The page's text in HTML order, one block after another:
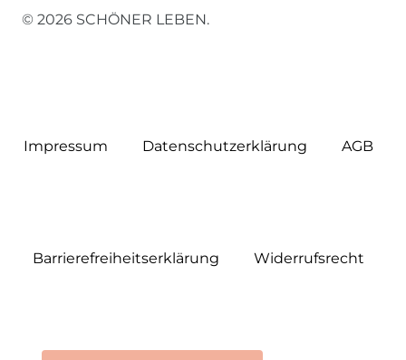
© 2026 SCHÖNER LEBEN.
Impressum Daten­schutz­erklärung AGB
Barrierefreiheitserklärung Widerrufs­recht